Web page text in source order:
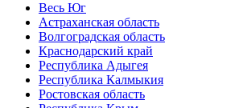
Весь Юг
Астраханская область
Волгоградская область
Краснодарский край
Республика Адыгея
Республика Калмыкия
Ростовская область